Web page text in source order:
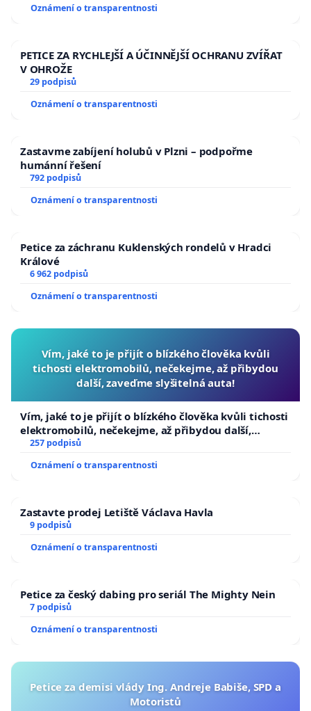
Oznámení o transparentnosti
PETICE ZA RYCHLEJŠÍ A ÚČINNĚJŠÍ OCHRANU ZVÍŘAT
V OHROŽE
29 podpisů
Oznámení o transparentnosti
Zastavme zabíjení holubů v Plzni – podpořme
humánní řešení
792 podpisů
Oznámení o transparentnosti
Petice za záchranu Kuklenských rondelů v Hradci
Králové
6 962 podpisů
Oznámení o transparentnosti
Vím, jaké to je přijít o blízkého člověka kvůli
tichosti elektromobilů, nečekejme, až přibydou
další, zaveďme slyšitelná auta!
Vím, jaké to je přijít o blízkého člověka kvůli tichosti
elektromobilů, nečekejme, až přibydou další,
zaveďme slyšitelná auta!
257 podpisů
Oznámení o transparentnosti
Zastavte prodej Letiště Václava Havla
9 podpisů
Oznámení o transparentnosti
Petice za český dabing pro seriál The Mighty Nein
7 podpisů
Oznámení o transparentnosti
Petice za demisi vlády Ing. Andreje Babiše, SPD a
Motoristů